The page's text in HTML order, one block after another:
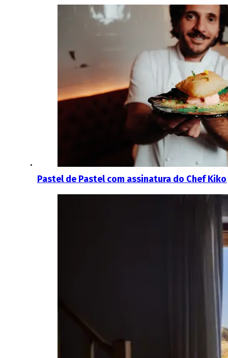
Pastel de Pastel com assinatura do Chef